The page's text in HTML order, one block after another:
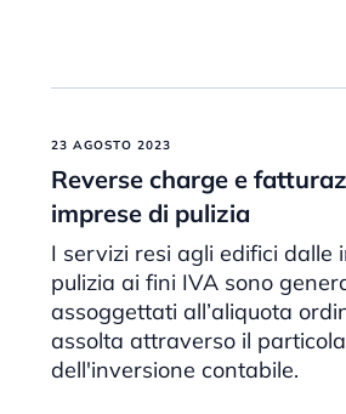
23 AGOSTO 2023
Reverse charge e
imprese di pulizia
I servizi resi agli edifici dalle
pulizia ai fini IVA sono
assoggettati all’aliquota
assolta attraverso il
dell'inversione contabile.